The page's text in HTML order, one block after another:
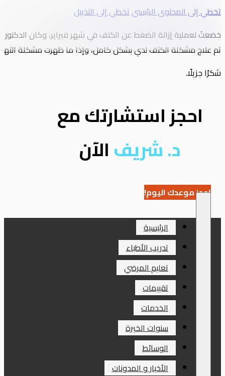
تخطي إلى المحتوى الرئيسيتخطي إلى التذييل
الرئيسية
تدريب الأطباء
تعليم المرضي
تقييمات
الخدمات
سنوات الخبرة
الوسائط
الأخبار و المدونات
خضعتُ لعملية إزالة الضغط عن الكتف في شهر فبراير، وكان الدكتور
تم علاج مشكلة الكتف لدي بشكل كامل، وإذا ما ظهرت مشكلة التهاب
شكرًا جزيلًا.
احجز استشارتك مع
د. شريفالآن
احجز موعدك اليوم!